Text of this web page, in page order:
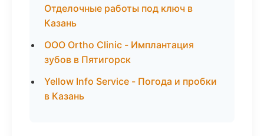
Отделочные работы под ключ в
Казань
ООО Ortho Clinic - Имплантация
зубов в Пятигорск
Yellow Info Service - Погода и пробки
в Казань